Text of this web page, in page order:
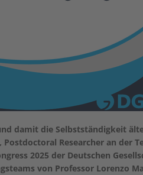
damit die Selbstständigkeit
Researcher an der
2025 der Deutschen
von Professor Lorenzo